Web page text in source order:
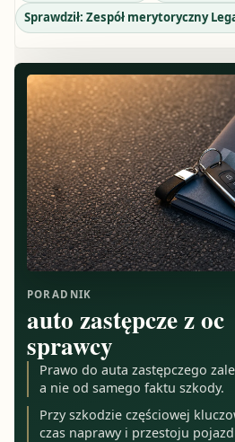
Sprawdził: Zespół merytoryczny
PORADNIK
auto zastępcze z oc
sprawcy
Prawo do auta zastępczego
a nie od samego faktu szkody.
Przy szkodzie częściowej
czas naprawy i przestoju